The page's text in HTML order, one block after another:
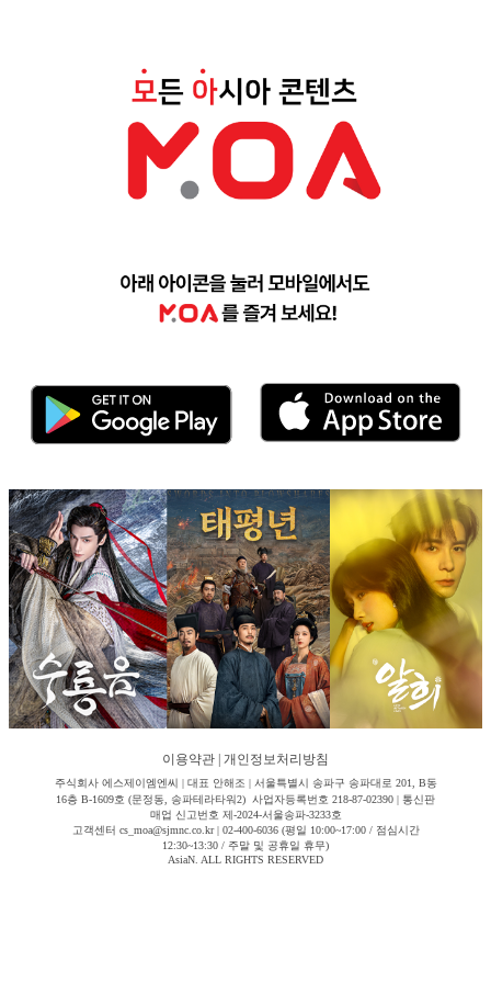
이용약관 개인정보처리방침
주식회사 에스제이엠엔씨 | 대표 안해조 | 서울특별시 송파구 송파대로 201, B동
16층 B-1609호 (문정동, 송파테라타워2) 사업자등록번호 218-87-02390 | 통신판
매업 신고번호 제-2024-서울송파-3233호
고객센터 cs_moa@sjmnc.co.kr | 02-400-6036 (평일 10:00~17:00 / 점심시간
12:30~13:30 / 주말 및 공휴일 휴무)
AsiaN. ALL RIGHTS RESERVED